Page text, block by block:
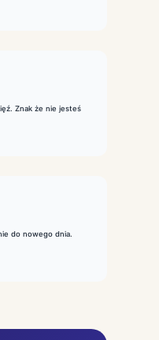
Znak że nie jesteś
do nowego dnia.